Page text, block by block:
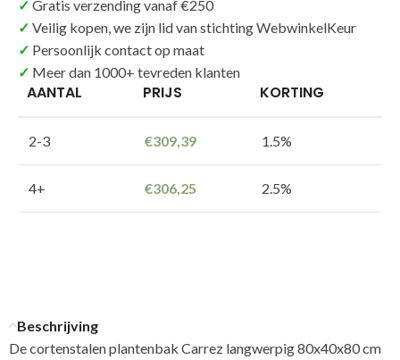
Gratis verzending vanaf €250
Veilig kopen, we zijn lid van stichting WebwinkelKeur
Persoonlijk contact op maat
Meer dan 1000+ tevreden klanten
AANTAL PRIJS KORTING
2-3 €309,39 1.5%
4+ €306,25 2.5%
Beschrijving
De cortenstalen plantenbak Carrez langwerpig 80x40x80 cm